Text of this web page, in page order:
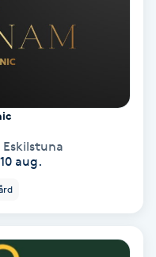
Eskilstuna
aug.